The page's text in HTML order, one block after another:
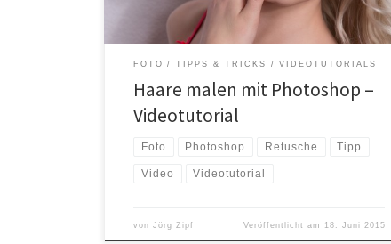
FOTO TIPPS & TRICKS VIDEOTUTORIALS
Haare malen mit Photoshop –
Videotutorial
Foto Photoshop Retusche Tipp
Video Videotutorial
vonJörg Zipf Veröffentlicht am 18. Juni 2015